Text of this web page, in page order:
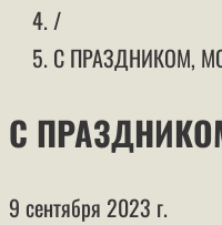
/
С ПРАЗДНИКОМ,
С
9 сентября 2023 г.